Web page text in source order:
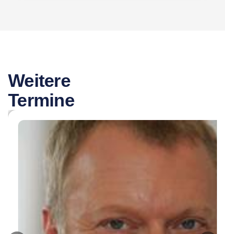
Weitere
Termine